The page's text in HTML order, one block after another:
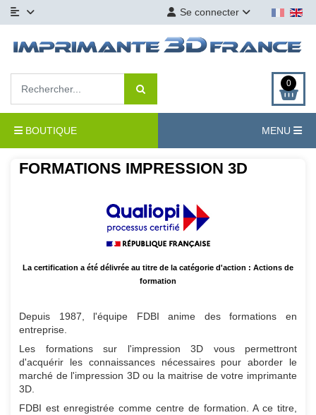
Se connecter
0
BOUTIQUE MENU
FORMATIONS IMPRESSION 3D
La certification a été délivrée au titre de la catégorie d'action : Actions de
formation
Depuis 1987, l'équipe FDBI anime des formations en
entreprise.
Les formations sur l'impression 3D vous permettront
d'acquérir les connaissances nécessaires pour aborder le
marché de l'impression 3D ou la maitrise de votre imprimante
3D.
FDBI est enregistrée comme centre de formation. A ce titre,